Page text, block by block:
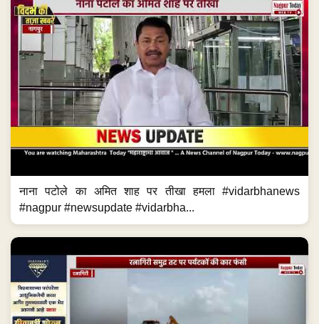
नाना पटोले का अमित शाह पर तीखा हमला #vidarbhanews
#nagpur #newsupdate #vidarbha...